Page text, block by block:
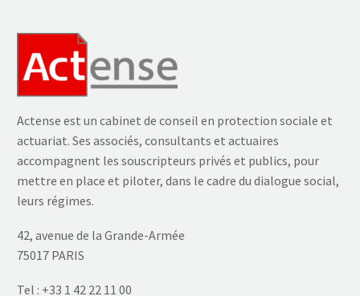
Actense est un cabinet de conseil en protection sociale et
actuariat. Ses associés, consultants et actuaires
accompagnent les souscripteurs privés et publics, pour
mettre en place et piloter, dans le cadre du dialogue social,
leurs régimes.
42, avenue de la Grande-Armée
75017 PARIS
Tel : +33 1 42 22 11 00